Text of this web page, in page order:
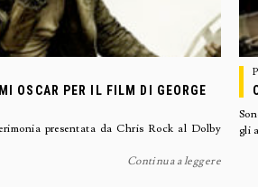
OSCAR PER IL FILM DI GEORGE
presentata da Chris Rock al Dolby
Continua a leggere
gli